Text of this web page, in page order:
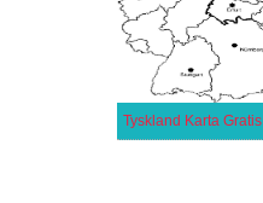
Tyskland Karta Gratis